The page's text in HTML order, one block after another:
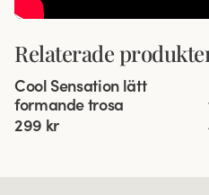
Relaterade
4 för 3
Cool Sensation lätt
formande trosa
299 kr